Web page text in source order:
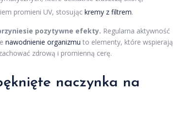
promieni UV, stosując kremy z filtrem.
pozytywne efekty. Regularna aktywność
nawodnienie organizmu to elementy, które wspierają
zdrową i promienną cerę.
naczynka na